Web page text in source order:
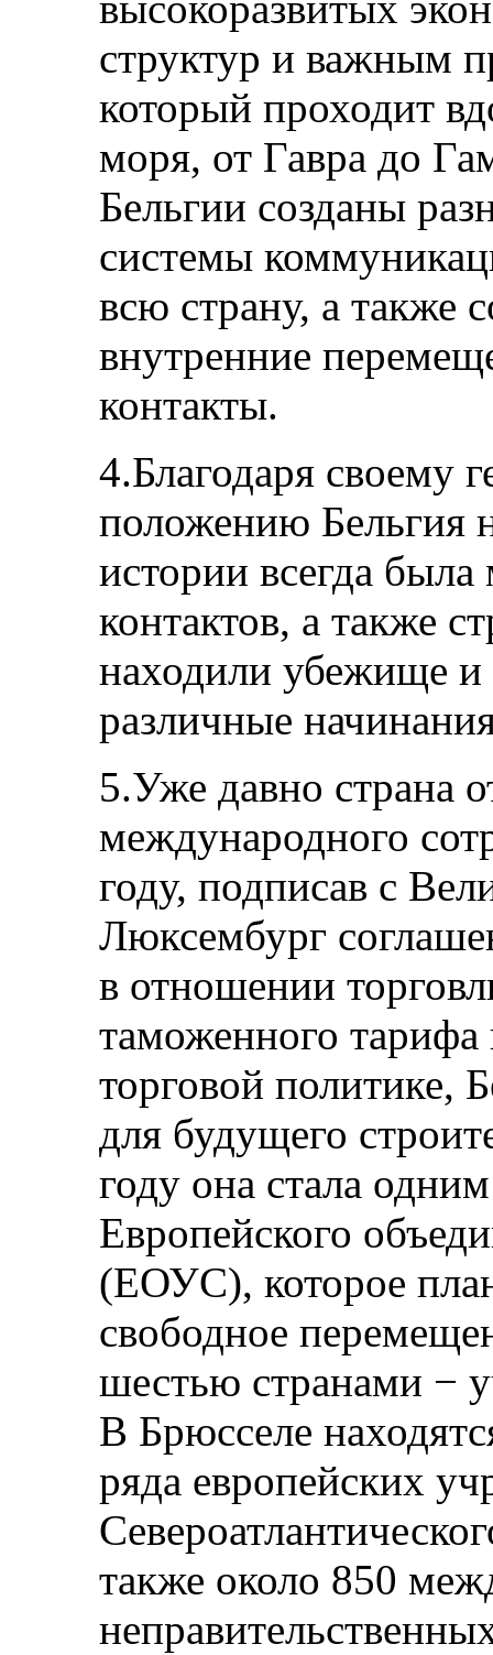
структур и важным
который проходит
моря, от Гавра до
Бельгии созданы
системы
всю страну, а также
внутренние
контакты.
4.Благодаря своему
положению Бельгия
истории всегда была
контактов, а также
находили убежище и
различные
5.Уже давно страна
международного
году, подписав с
Люксембург
в отношении
таможенного
торговой политике,
для будущего
году она стала
Европейского
(ЕОУС), которое
свободное
шестью странами −
В Брюсселе
ряда европейских
также около 850